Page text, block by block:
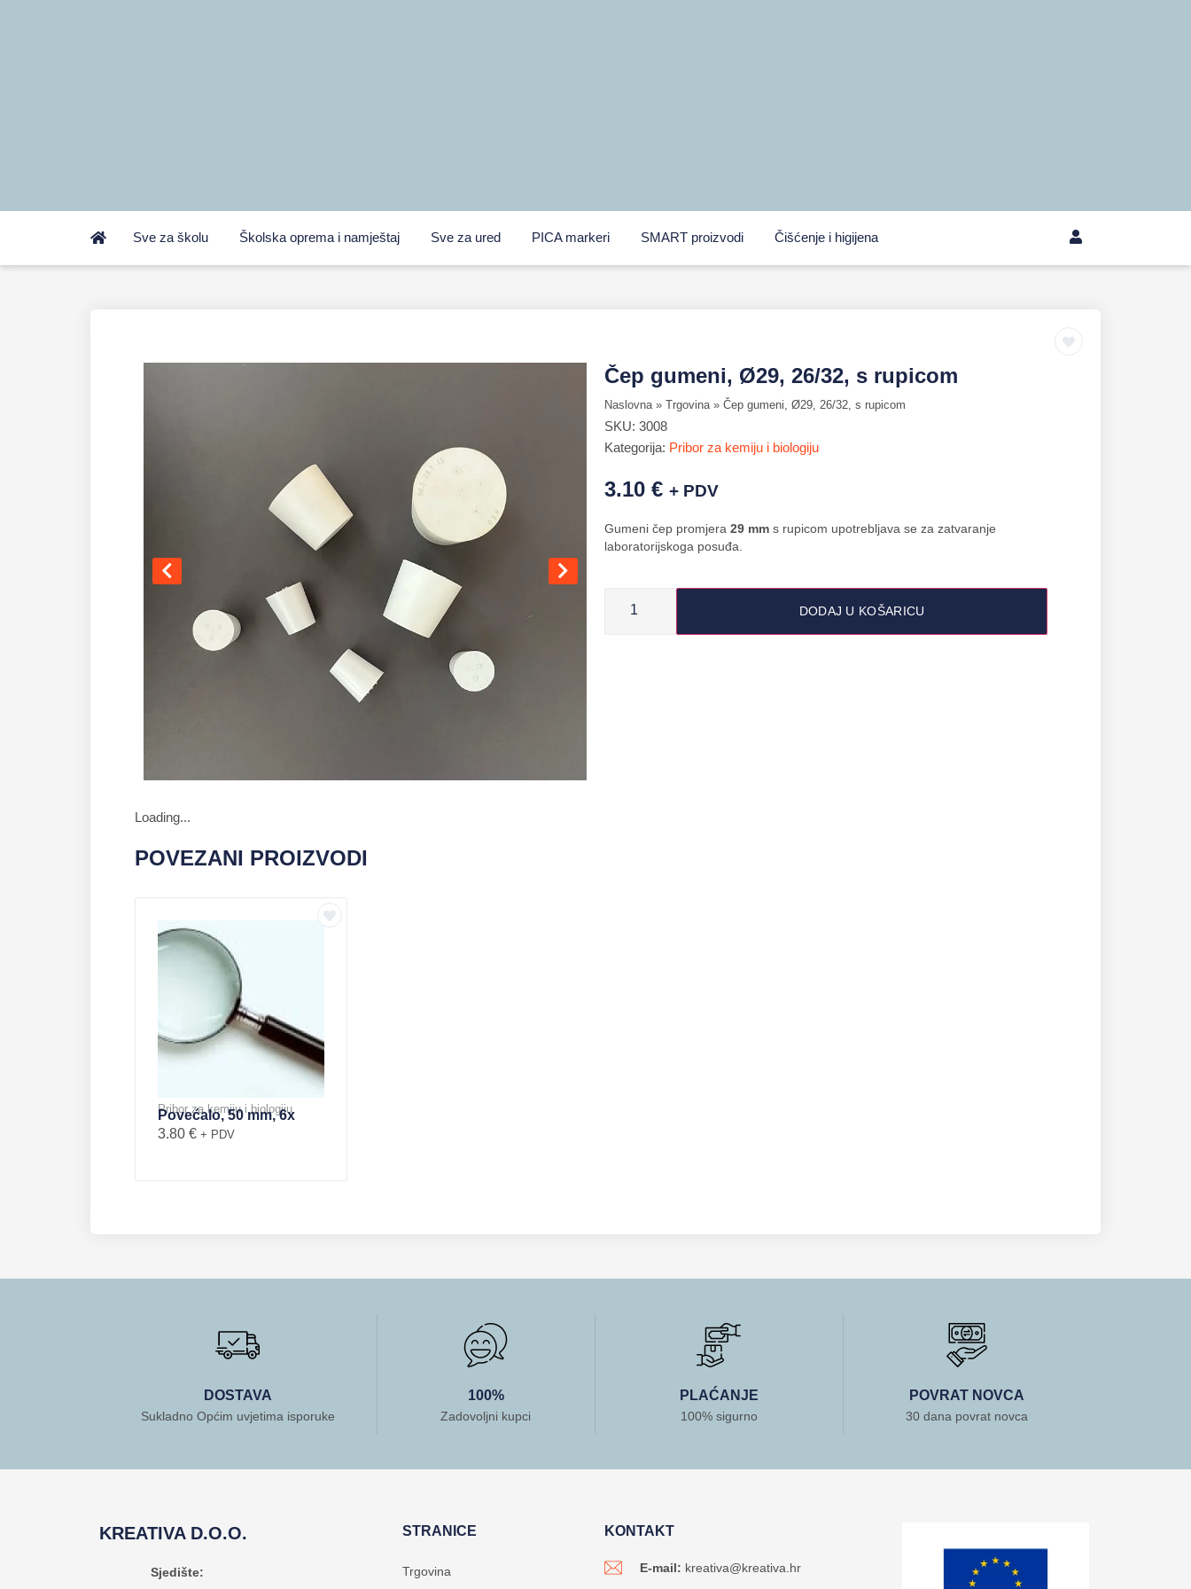
Sve za školu Školska oprema i namještaj Sve za ured PICA markeri SMART proizvodi Čišćenje i higijena
Čep gumeni, Ø29, 26/32, s rupicom
Naslovna » Trgovina » Čep gumeni, Ø29, 26/32, s rupicom
SKU: 3008
Kategorija: Pribor za kemiju i biologiju
3.10 € + PDV
Gumeni čep promjera 29 mm s rupicom upotrebljava se za zatvaranje
laboratorijskoga posuđa.
DODAJ U KOŠARICU
Loading...
POVEZANI PROIZVODI
Pribor za kemiju i biologiju
Povećalo, 50 mm, 6x
3.80 € + PDV
DOSTAVA
Sukladno Općim uvjetima isporuke
100%
Zadovoljni kupci
PLAĆANJE
100% sigurno
POVRAT NOVCA
30 dana povrat novca
KREATIVA D.O.O.
Sjedište:
STRANICE
Trgovina
KONTAKT
E-mail: kreativa@kreativa.hr